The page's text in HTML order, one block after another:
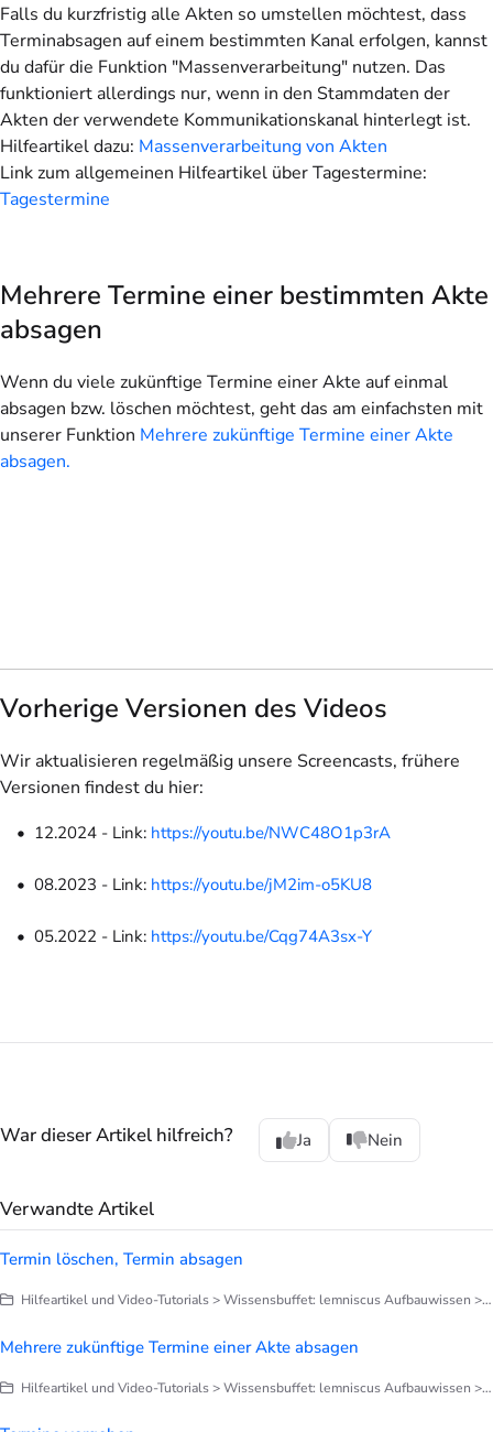
Falls du kurzfristig alle Akten so umstellen möchtest, dass
Terminabsagen auf einem bestimmten Kanal erfolgen, kannst
du dafür die Funktion "Massenverarbeitung" nutzen. Das
funktioniert allerdings nur, wenn in den Stammdaten der
Akten der verwendete Kommunikationskanal hinterlegt ist.
Hilfeartikel dazu: Massenverarbeitung von Akten
Link zum allgemeinen Hilfeartikel über Tagestermine:
Tagestermine
Mehrere Termine einer bestimmten Akte
absagen
Wenn du viele zukünftige Termine einer Akte auf einmal
absagen bzw. löschen möchtest, geht das am einfachsten mit
unserer Funktion Mehrere zukünftige Termine einer Akte
absagen.
Vorherige Versionen des Videos
Wir aktualisieren regelmäßig unsere Screencasts, frühere
Versionen findest du hier:
12.2024 - Link: https://youtu.be/NWC48O1p3rA
08.2023 - Link: https://youtu.be/jM2im-o5KU8
05.2022 - Link: https://youtu.be/Cqg74A3sx-Y
War dieser Artikel hilfreich? Ja Nein
Verwandte Artikel
Termin löschen, Termin absagen
Hilfeartikel und Video-Tutorials > Wissensbuffet: lemniscus Aufbauwissen > Terminplanung
Mehrere zukünftige Termine einer Akte absagen
Hilfeartikel und Video-Tutorials > Wissensbuffet: lemniscus Aufbauwissen > Terminplanung